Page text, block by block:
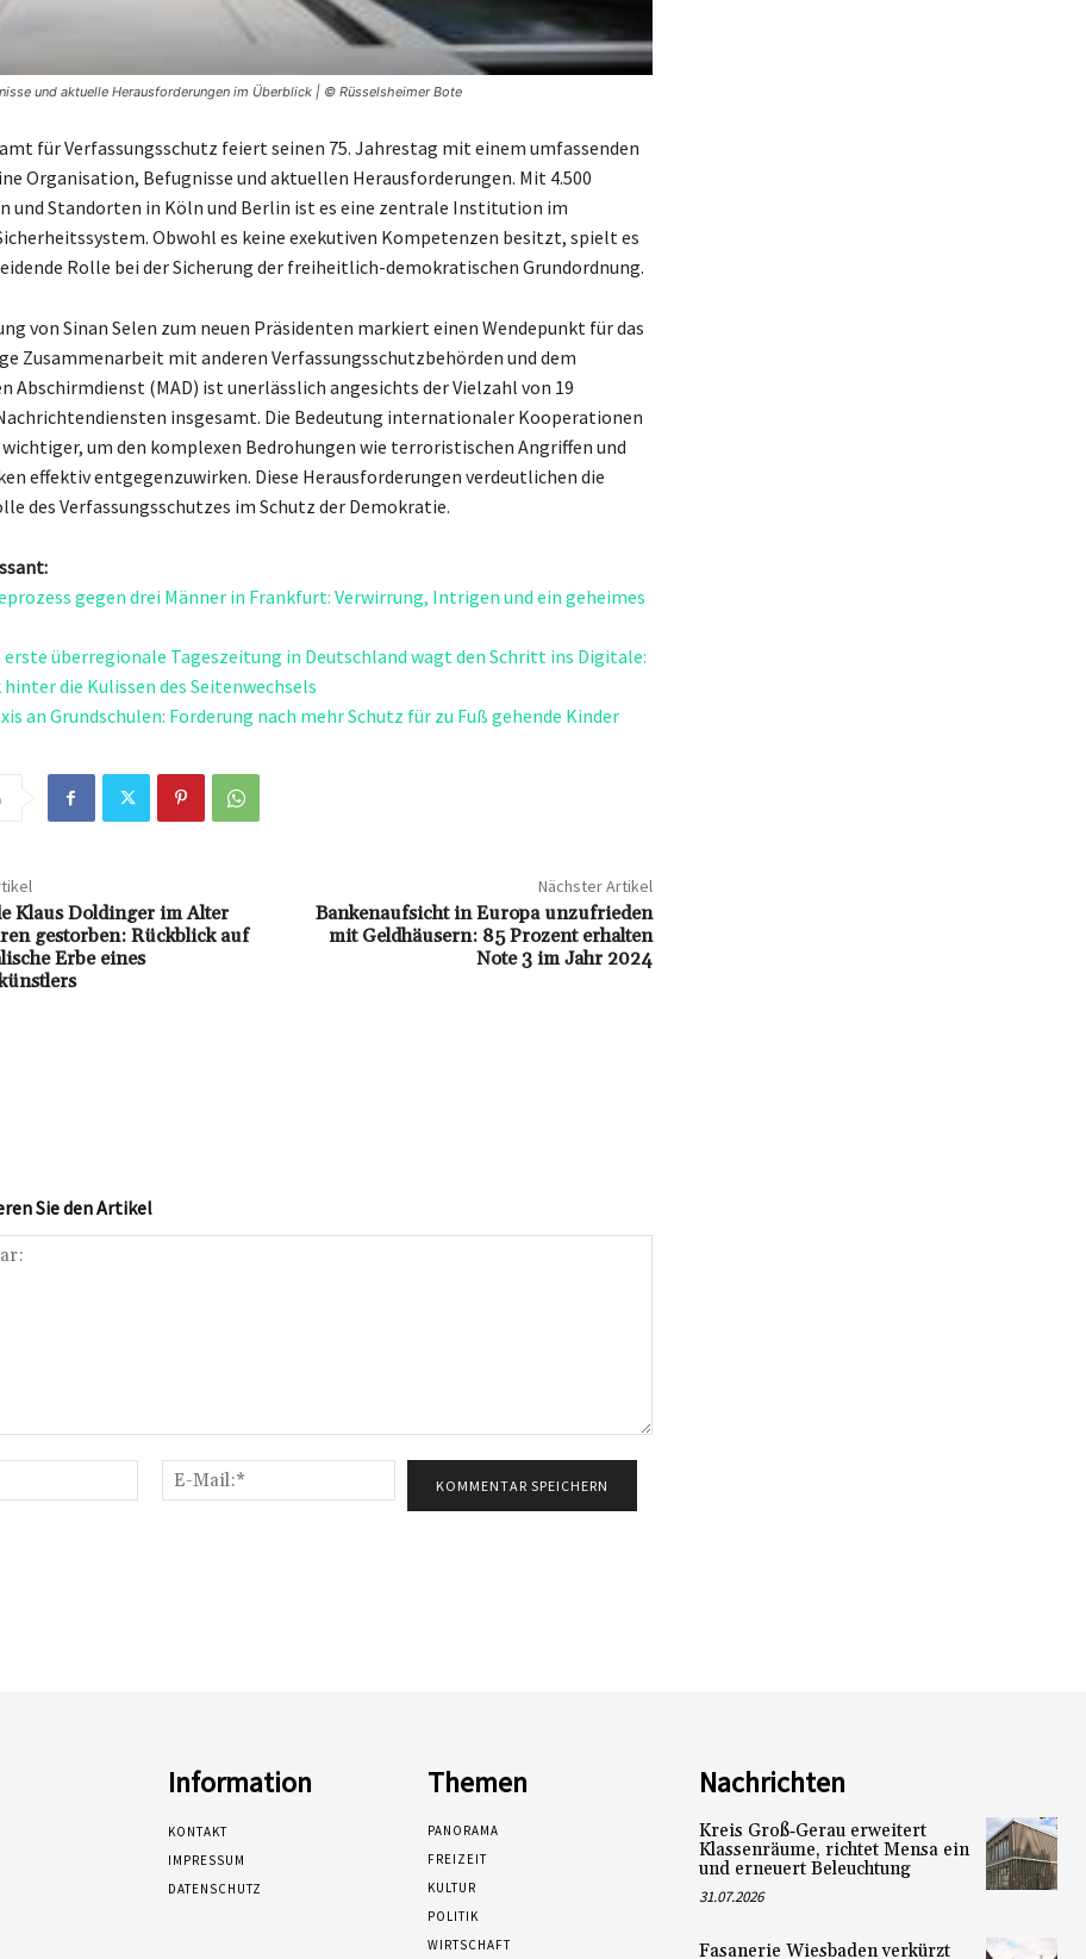
und aktuelle Herausforderungen im Überblick | © Rüsselsheimer Bote
für Verfassungsschutz feiert seinen 75. Jahrestag mit einem umfassenden
Organisation, Befugnisse und aktuellen Herausforderungen. Mit 4.500
und Standorten in Köln und Berlin ist es eine zentrale Institution im
Obwohl es keine exekutiven Kompetenzen besitzt, spielt es
Rolle bei der Sicherung der freiheitlich-demokratischen Grundordnung.
von Sinan Selen zum neuen Präsidenten markiert einen Wendepunkt für das
Zusammenarbeit mit anderen Verfassungsschutzbehörden und dem
Abschirmdienst (MAD) ist unerlässlich angesichts der Vielzahl von 19
insgesamt. Die Bedeutung internationaler Kooperationen
um den komplexen Bedrohungen wie terroristischen Angriffen und
effektiv entgegenzuwirken. Diese Herausforderungen verdeutlichen die
des Verfassungsschutzes im Schutz der Demokratie.
gegen drei Männer in Frankfurt: Verwirrung, Intrigen und ein geheimes
erste überregionale Tageszeitung in Deutschland wagt den Schritt ins Digitale:
hinter die Kulissen des Seitenwechsels
an Grundschulen: Forderung nach mehr Schutz für zu Fuß gehende Kinder
Klaus Doldinger im Alter
gestorben: Rückblick auf
Erbe eines
Nächster Artikel
Bankenaufsicht in Europa unzufrieden
mit Geldhäusern: 85 Prozent erhalten
Note 3 im Jahr 2024
Sie den Artikel
Name:*
Mail:*
Information
KONTAKT
IMPRESSUM
DATENSCHUTZ
Themen
PANORAMA
FREIZEIT
KULTUR
POLITIK
WIRTSCHAFT
Nachrichten
Kreis Groß‑Gerau erweitert
Klassenräume, richtet Mensa ein
und erneuert Beleuchtung
31.07.2026
Fasanerie Wiesbaden verkürzt